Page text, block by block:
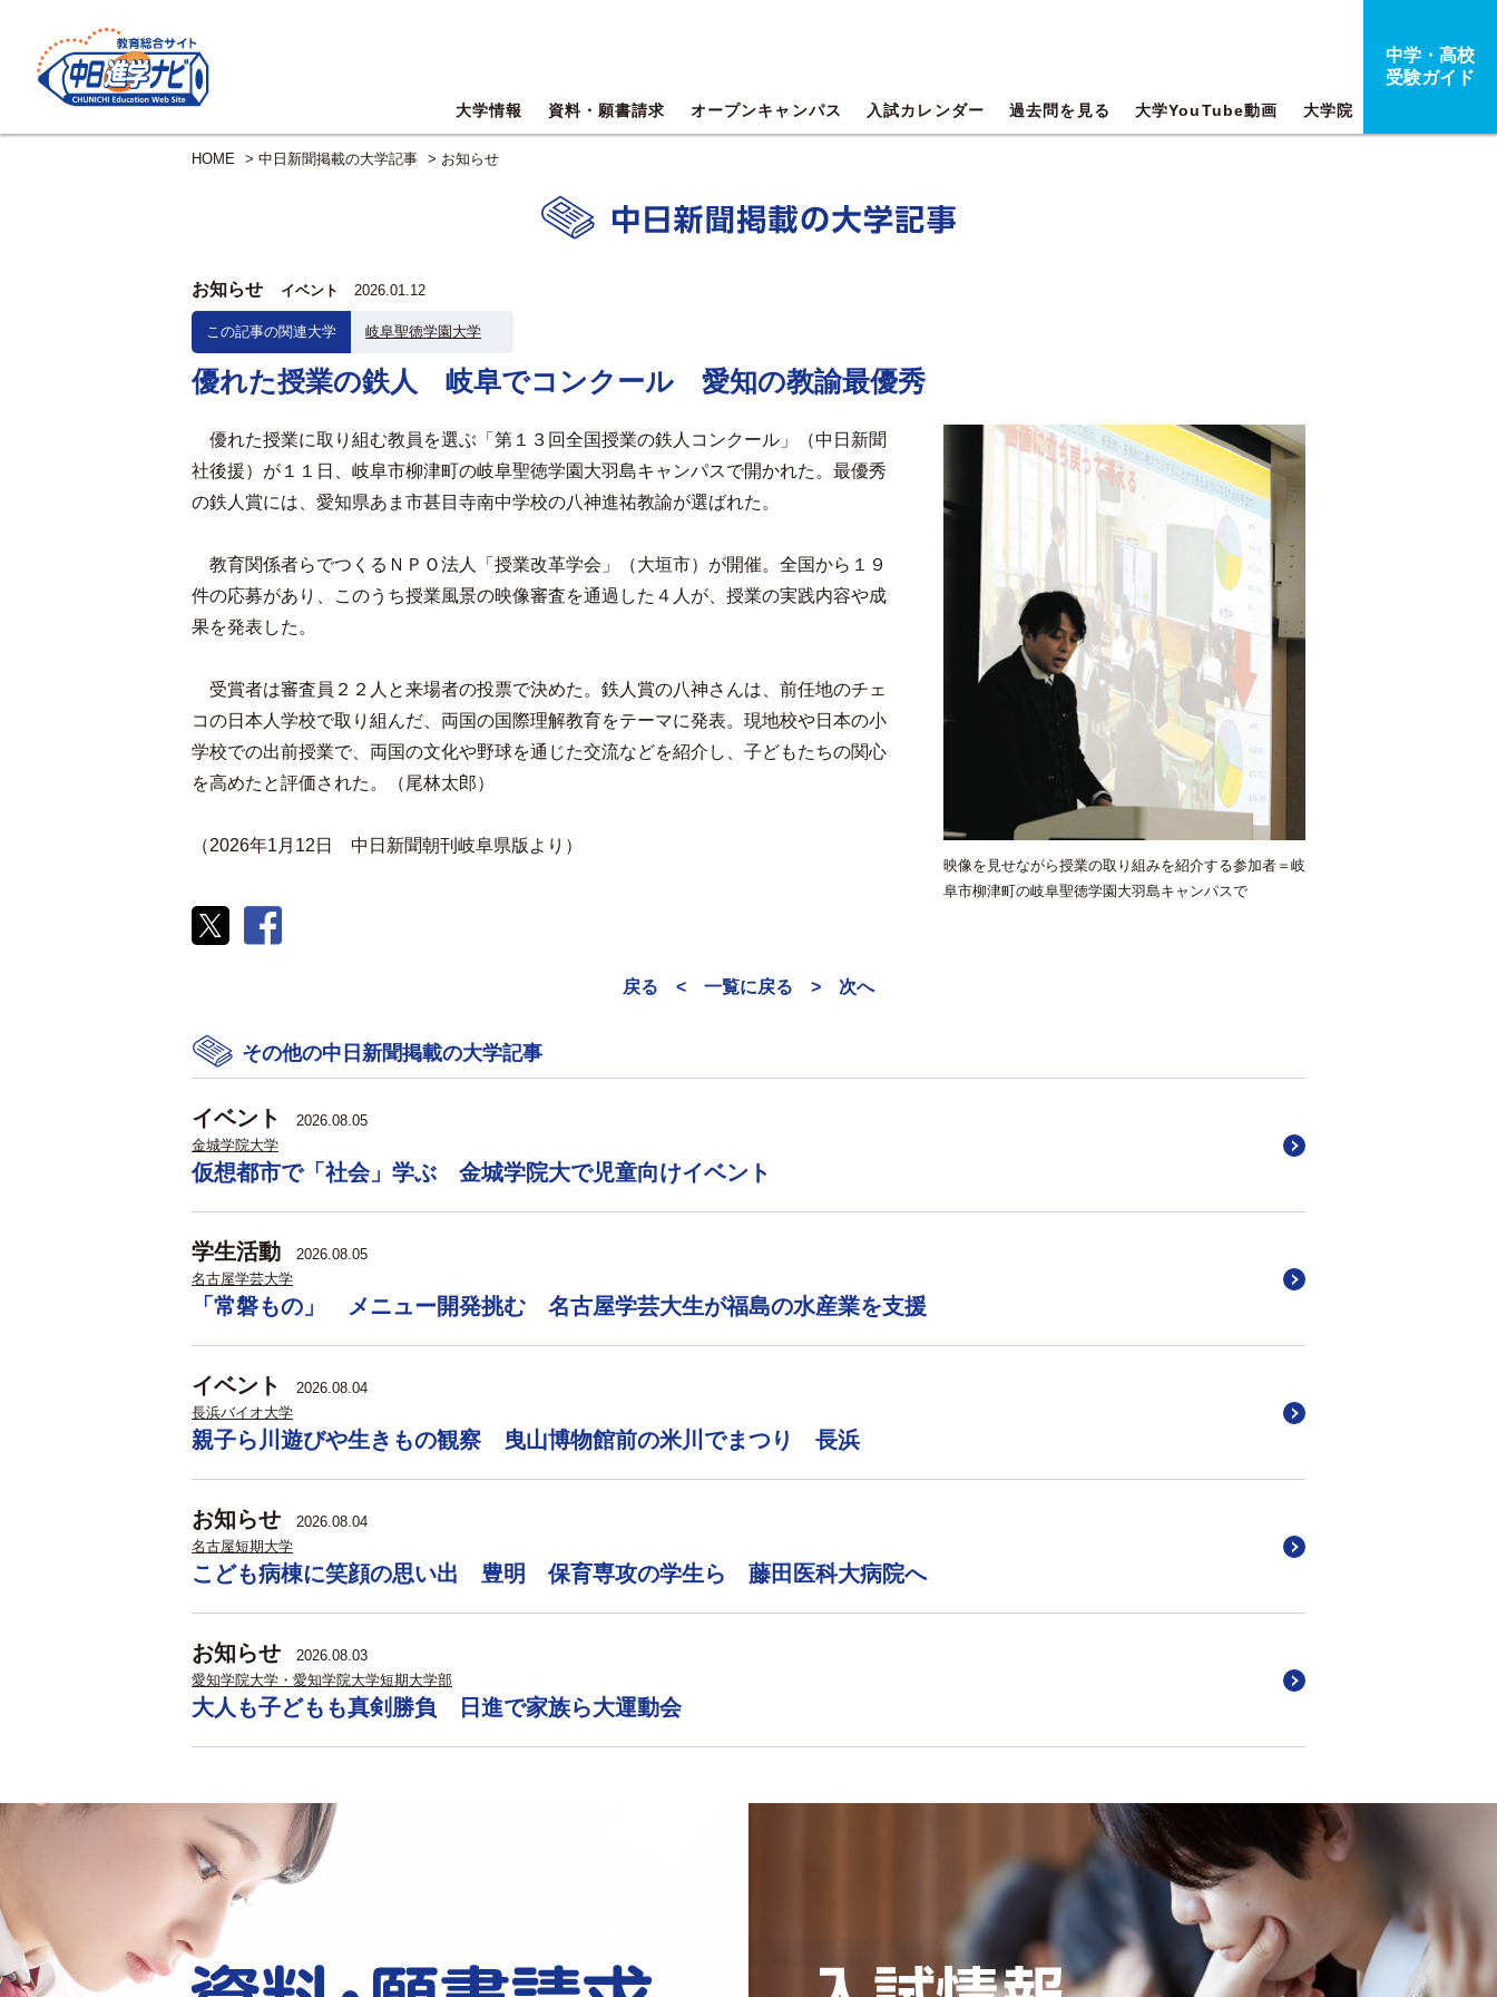
大学情報 資料・願書請求 オープンキャンパス 入試カレンダー 過去問を見る 大学YouTube動画 大学院
中学・高校
受験ガイド
HOME > 中日新聞掲載の大学記事 > お知らせ
お知らせ イベント 2026.01.12
この記事の関連大学 岐阜聖徳学園大学
優れた授業の鉄人 岐阜でコンクール 愛知の教諭最優秀
映像を見せながら授業の取り組みを紹介する参加者＝岐
阜市柳津町の岐阜聖徳学園大羽島キャンパスで
優れた授業に取り組む教員を選ぶ「第１３回全国授業の鉄人コンクール」（中日新聞
社後援）が１１日、岐阜市柳津町の岐阜聖徳学園大羽島キャンパスで開かれた。最優秀
の鉄人賞には、愛知県あま市甚目寺南中学校の八神進祐教諭が選ばれた。
教育関係者らでつくるＮＰＯ法人「授業改革学会」（大垣市）が開催。全国から１９
件の応募があり、このうち授業風景の映像審査を通過した４人が、授業の実践内容や成
果を発表した。
受賞者は審査員２２人と来場者の投票で決めた。鉄人賞の八神さんは、前任地のチェ
コの日本人学校で取り組んだ、両国の国際理解教育をテーマに発表。現地校や日本の小
学校での出前授業で、両国の文化や野球を通じた交流などを紹介し、子どもたちの関心
を高めたと評価された。（尾林太郎）
（2026年1月12日 中日新聞朝刊岐阜県版より）
戻る < 一覧に戻る > 次へ
その他の中日新聞掲載の大学記事
イベント
2026.08.05
金城学院大学
仮想都市で「社会」学ぶ 金城学院大で児童向けイベント
学生活動
2026.08.05
名古屋学芸大学
「常磐もの」 メニュー開発挑む 名古屋学芸大生が福島の水産業を支援
イベント
2026.08.04
長浜バイオ大学
親子ら川遊びや生きもの観察 曳山博物館前の米川でまつり 長浜
お知らせ
2026.08.04
名古屋短期大学
こども病棟に笑顔の思い出 豊明 保育専攻の学生ら 藤田医科大病院へ
お知らせ
2026.08.03
愛知学院大学・愛知学院大学短期大学部
大人も子どもも真剣勝負 日進で家族ら大運動会